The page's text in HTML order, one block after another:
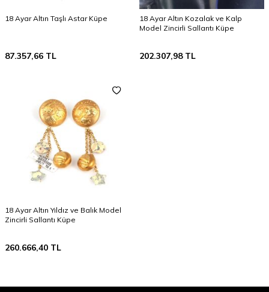
18 Ayar Altın Taşlı Astar Küpe
87.357,66 TL
18 Ayar Altın Kozalak ve Kalp
Model Zincirli Sallantı Küpe
202.307,98TL
18 Ayar Altın Yıldız ve Balık Model
Zincirli Sallantı Küpe
260.666,40 TL